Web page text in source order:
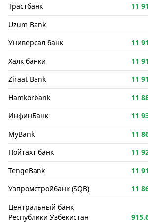
Трастбанк 11
Uzum Bank
Универсал банк
11
Халк банки 11
Ziraat Bank 11
Hamkorbank 11
ИнфинБанк 11
MyBank 11
Пойтахт банк 11
TengeBank 11
Узпромстройбанк (SQB) 11
Центральный банк
Республики Узбекистан